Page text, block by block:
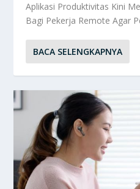
Aplikasi Produktivitas Kini
Bagi Pekerja Remote Agar
BACA SELENGKAPNYA